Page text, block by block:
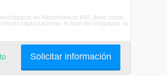
en Administracin MIA, tiene como
organizacional. Al final del programa, la
Solicitar información